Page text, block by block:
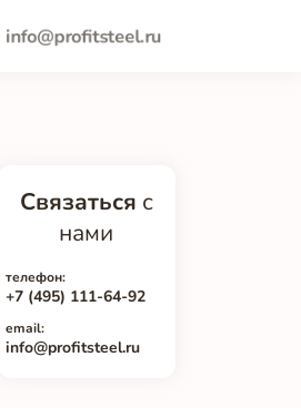
info@profitsteel.ru
Связаться с
нами
телефон:
+7 (495) 111-64-92
email:
info@profitsteel.ru